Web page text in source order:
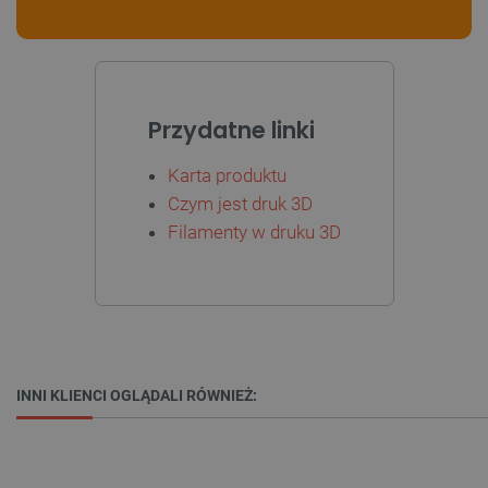
Przydatne linki
Karta produktu
Czym jest druk 3D
Filamenty w druku 3D
INNI KLIENCI OGLĄDALI RÓWNIEŻ: